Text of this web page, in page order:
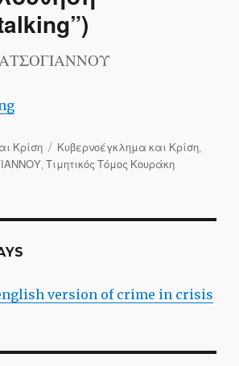
“H έμμονη διαδικτυακή
Κρίση Tags
Κυβερνοέγκλημα και Κρίση,
, Τιμητικός Τόμος Κουράκη
version of crime in crisis